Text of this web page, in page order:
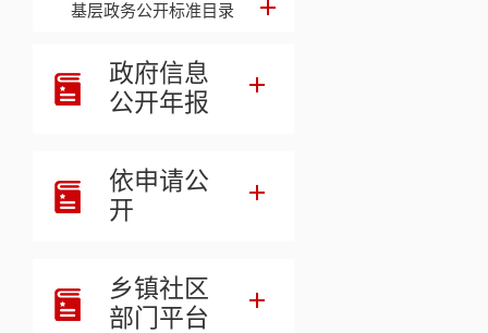
基层政务公开标准目录
政府信息
公开年报
依申请公
开
乡镇社区
部门平台